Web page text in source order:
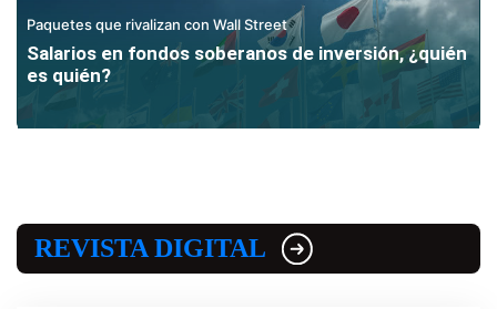
Paquetes que rivalizan con Wall Street
Salarios en fondos soberanos de inversión, ¿quién
es quién?
REVISTA DIGITAL